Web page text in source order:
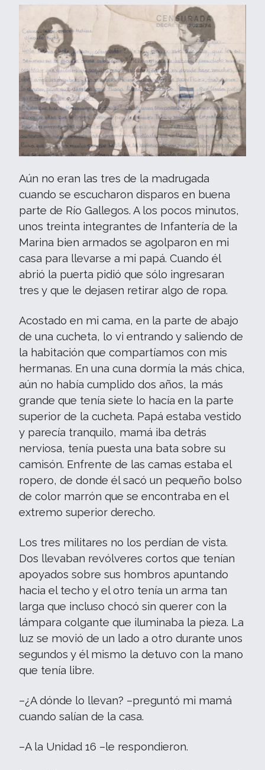
Aún no eran las tres de la madrugada
cuando se escucharon disparos en buena
parte de Río Gallegos. A los pocos minutos,
unos treinta integrantes de Infantería de la
Marina bien armados se agolparon en mi
casa para llevarse a mi papá. Cuando él
abrió la puerta pidió que sólo ingresaran
tres y que le dejasen retirar algo de ropa.
Acostado en mi cama, en la parte de abajo
de una cucheta, lo vi entrando y saliendo de
la habitación que compartíamos con mis
hermanas. En una cuna dormía la más chica,
aún no había cumplido dos años, la más
grande que tenía siete lo hacía en la parte
superior de la cucheta. Papá estaba vestido
y parecía tranquilo, mamá iba detrás
nerviosa, tenía puesta una bata sobre su
camisón. Enfrente de las camas estaba el
ropero, de donde él sacó un pequeño bolso
de color marrón que se encontraba en el
extremo superior derecho.
Los tres militares no los perdían de vista.
Dos llevaban revólveres cortos que tenían
apoyados sobre sus hombros apuntando
hacia el techo y el otro tenía un arma tan
larga que incluso chocó sin querer con la
lámpara colgante que iluminaba la pieza. La
luz se movió de un lado a otro durante unos
segundos y él mismo la detuvo con la mano
que tenía libre.
–¿A dónde lo llevan? –preguntó mi mamá
cuando salían de la casa.
–A la Unidad 16 –le respondieron.